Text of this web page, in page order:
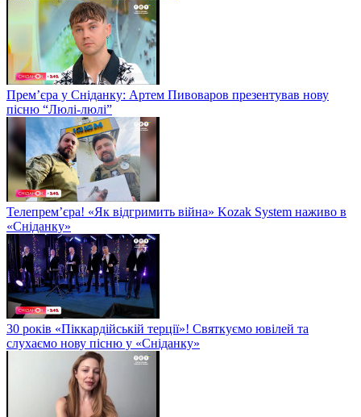
Прем’єра у Сніданку: Артем Пивоваров презентував нову
пісню “Люлі-люлі”
Телепрем’єра! «Як відгримить війна» Kozak System наживо в
«Сніданку»
30 років «Піккардійській терції»! Святкуємо ювілей та
слухаємо нову пісню у «Сніданку»